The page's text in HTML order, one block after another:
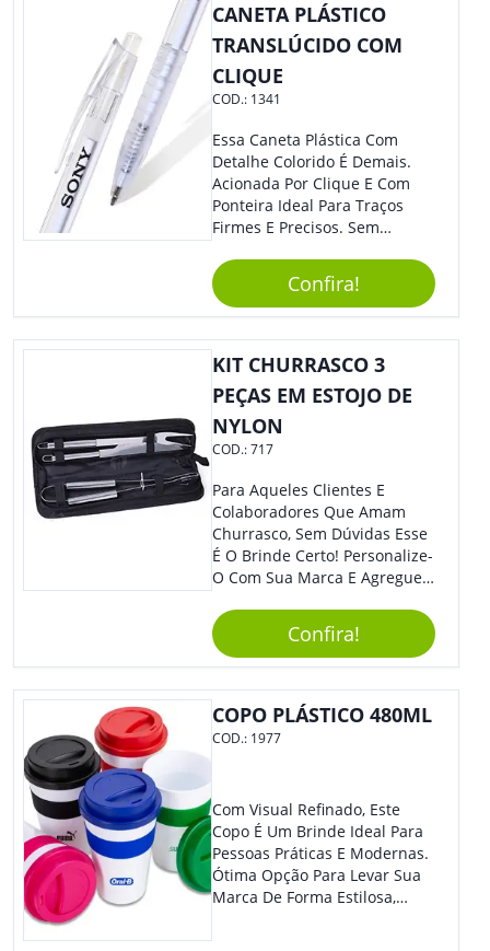
CANETA PLÁSTICO
TRANSLÚCIDO COM
CLIQUE
COD.: 1341
Essa Caneta Plástica Com
Detalhe Colorido É Demais.
Acionada Por Clique E Com
Ponteira Ideal Para Traços
Firmes E Precisos. Sem
Brinde Para Representar Sua
Marca. Dimensões: 1.6 Cm X
14 Cm X 1.6 Cm
Confira!
KIT CHURRASCO 3
PEÇAS EM ESTOJO DE
NYLON
COD.:717
Para Aqueles Clientes E
Colaboradores Que Amam
Churrasco, Sem Dúvidas Esse
É O Brinde Certo! Personalize-
O Com Sua Marca E Agregue
É Composto Por 3 Peças Para
O Auxílio No Preparo De
Carnes, Em Um Lindo Estojo. É
A Garantia De Sucesso Para
Sua Empresa Em Feiras E
Eventos Corporativos.
Confira!
COPO PLÁSTICO 480ML
COD.: 1977
Com Visual Refinado, Este
Copo É Um Brinde Ideal Para
Pessoas Práticas E Modernas.
Ótima Opção Para Levar Sua
Marca De Forma Estilosa,